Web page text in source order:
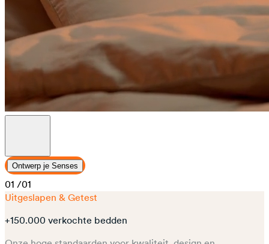
Ontwerp je Senses
01 /01
Uitgeslapen & Getest
+150.000 verkochte bedden